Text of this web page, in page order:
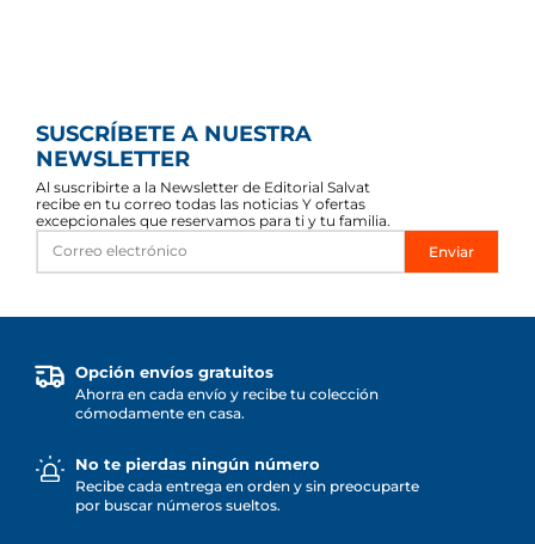
SUSCRÍBETE A NUESTRA
NEWSLETTER
Al suscribirte a la Newsletter de Editorial Salvat
recibe en tu correo todas las noticias Y ofertas
excepcionales que reservamos para ti y tu familia.
Enviar
Opción envíos gratuitos
Ahorra en cada envío y recibe tu colección
cómodamente en casa.
No te pierdas ningún número
Recibe cada entrega en orden y sin preocuparte
por buscar números sueltos.